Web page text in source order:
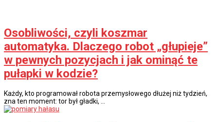
Osobliwości, czyli koszmar
automatyka. Dlaczego robot „głupieje”
w pewnych pozycjach i jak ominąć te
pułapki w kodzie?
Każdy, kto programował robota przemysłowego dłużej niż tydzień,
zna ten moment: tor był gładki, …